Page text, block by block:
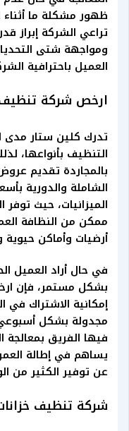
ظهور مشكلة ما
تراعي الشركة إبراز
ومواجهة شتى
العميل باحترافية
ارخص شركة تنظيف
تدرك كلين ستار مدى
التنظيف بأنواعها،
بالمجاردة تقديم
الشاملة والدورية
الميزانيات، حيث
ممكن من النظافة
أرضيات وأماكن حيوية
في حال أراد العميل
بشكل مستمر، فإن
إمكانية الاشتراك في
مجدولة بشكل
فيها الفريق بمعالجة
يساهم في إطالة
عن توفير الكثير من
شركة تنظيف